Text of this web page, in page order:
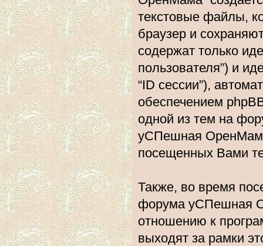
текстовые файлы,
браузер и
содержат только
пользователя”) и
“ID сессии”),
обеспечением
одной из тем на
уСПешная
посещенных Вами
Также, во время
форума уСПешная
отношению к
выходят за рамки